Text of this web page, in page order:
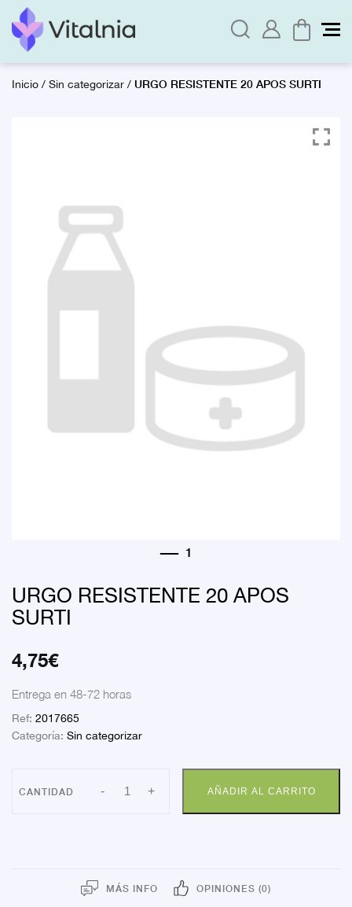
Inicio/Sin categorizar/ URGO RESISTENTE 20 APOS SURTI
URGO RESISTENTE 20 APOS
SURTI
4,75€
Entrega en 48-72 horas
Ref: 2017665
Categoría: Sin categorizar
- URGO
RESISTENTE
+ AÑADIR AL CARRITO
MÁS INFO OPINIONES (0)